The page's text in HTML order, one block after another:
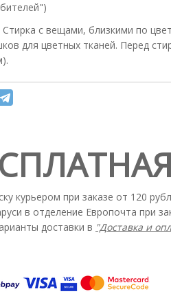
Стирка с вещами, близкими по
для цветных тканей. Перед
курьером при заказе от 120
в отделение Европочта при
доставки в "Доставка и